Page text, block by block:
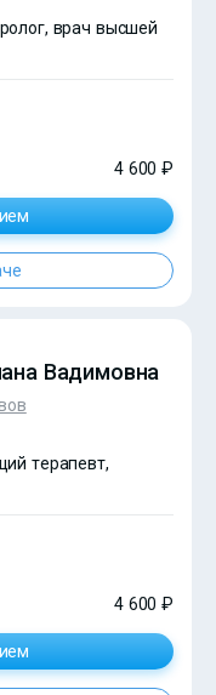
врач высшей
4 600 ₽
Вадимовна
терапевт,
4 600 ₽